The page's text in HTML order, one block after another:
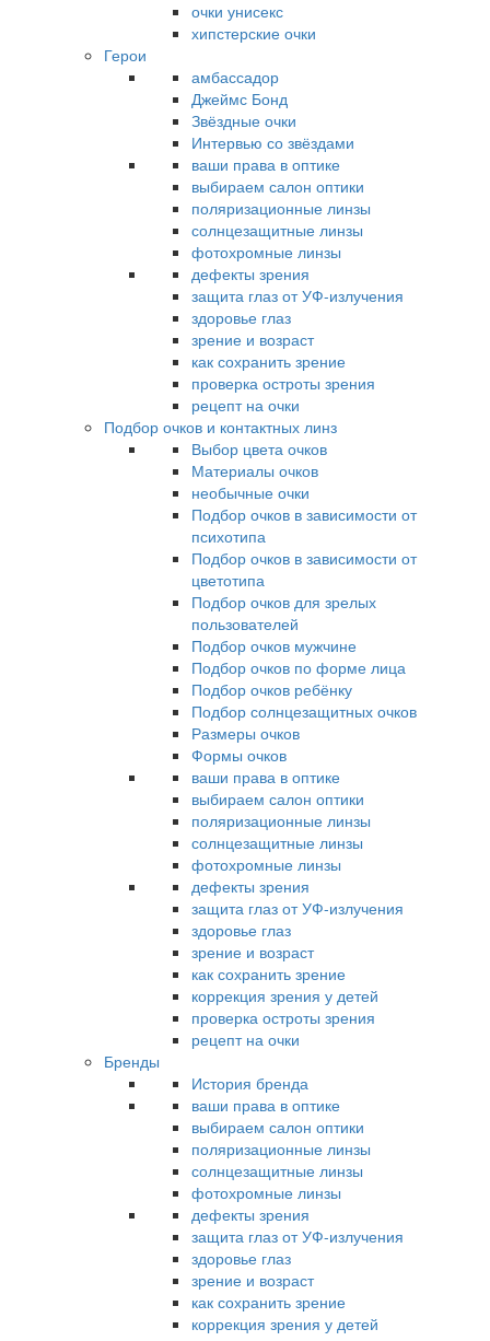
очки унисекс
хипстерские очки
Герои
амбассадор
Джеймс Бонд
Звёздные очки
Интервью со звёздами
ваши права в оптике
выбираем салон оптики
поляризационные линзы
солнцезащитные линзы
фотохромные линзы
дефекты зрения
защита глаз от УФ-излучения
здоровье глаз
зрение и возраст
как сохранить зрение
проверка остроты зрения
рецепт на очки
Подбор очков и контактных линз
Выбор цвета очков
Материалы очков
необычные очки
Подбор очков в зависимости от
психотипа
Подбор очков в зависимости от
цветотипа
Подбор очков для зрелых
пользователей
Подбор очков мужчине
Подбор очков по форме лица
Подбор очков ребёнку
Подбор солнцезащитных очков
Размеры очков
Формы очков
ваши права в оптике
выбираем салон оптики
поляризационные линзы
солнцезащитные линзы
фотохромные линзы
дефекты зрения
защита глаз от УФ-излучения
здоровье глаз
зрение и возраст
как сохранить зрение
коррекция зрения у детей
проверка остроты зрения
рецепт на очки
Бренды
История бренда
ваши права в оптике
выбираем салон оптики
поляризационные линзы
солнцезащитные линзы
фотохромные линзы
дефекты зрения
защита глаз от УФ-излучения
здоровье глаз
зрение и возраст
как сохранить зрение
коррекция зрения у детей